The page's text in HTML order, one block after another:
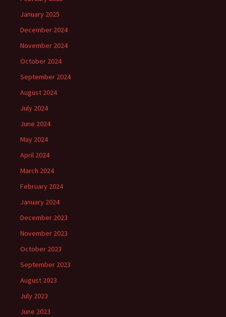
January 2025
December 2024
November 2024
October 2024
September 2024
August 2024
July 2024
June 2024
May 2024
April 2024
March 2024
February 2024
January 2024
December 2023
November 2023
October 2023
September 2023
August 2023
July 2023
June 2023